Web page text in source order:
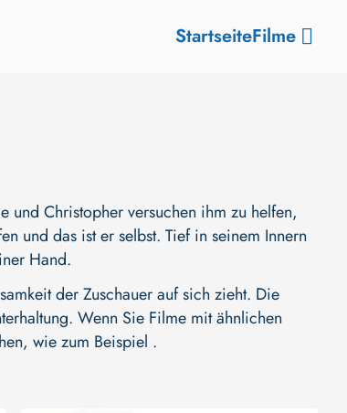
StartseiteFilme
und Christopher versuchen ihm zu helfen,
und das ist er selbst. Tief in seinem Innern
Hand.
der Zuschauer auf sich zieht. Die
Wenn Sie Filme mit ähnlichen
wie zum Beispiel .